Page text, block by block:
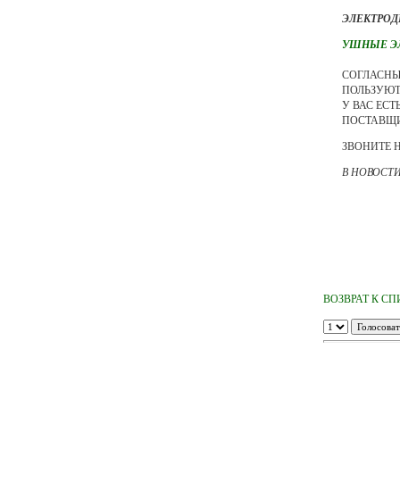
УШНЫЕ
У ВАС
ЗВОНИТЕ
В
ВОЗВРАТ К